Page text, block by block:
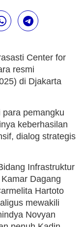
Center for
resmi
di Djakarta
pemangku
keberhasilan
dialog strategis
Infrastruktur
Dagang
Hartoto
mewakili
Novyan